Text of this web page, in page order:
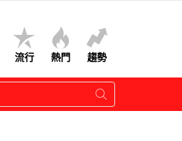
流行 熱門 趨勢